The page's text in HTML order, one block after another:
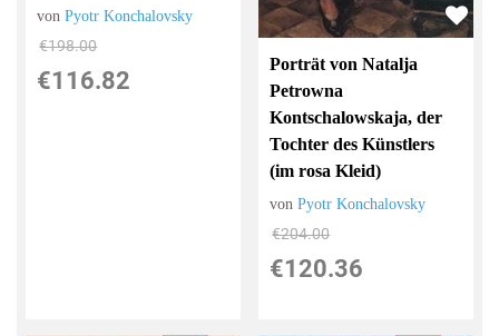
vonPyotr Konchalovsky
€198.00
€116.82
Porträt von Natalja
Petrowna
Kontschalowskaja, der
Tochter des Künstlers
(im rosa Kleid)
vonPyotr Konchalovsky
€204.00
€120.36